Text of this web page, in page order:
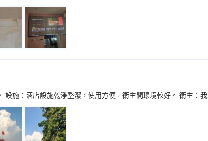
設施：酒店設施乾淨整潔，使用方便，衞生間環境較好。 衞生：